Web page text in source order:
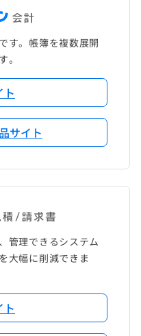
す。帳簿を複数展開
。
ト
サイト
管理できるシステム
大幅に削減できま
ト